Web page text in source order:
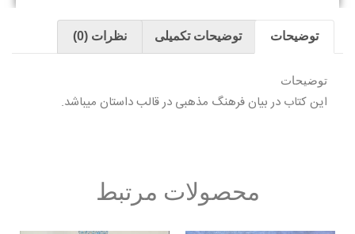
توضیحات توضیحات تکمیلی نظرات (0)
توضیحات
این کتاب در بیان فرهنگ مذهبی در قالب داستان میباشد.
محصولات مرتبط